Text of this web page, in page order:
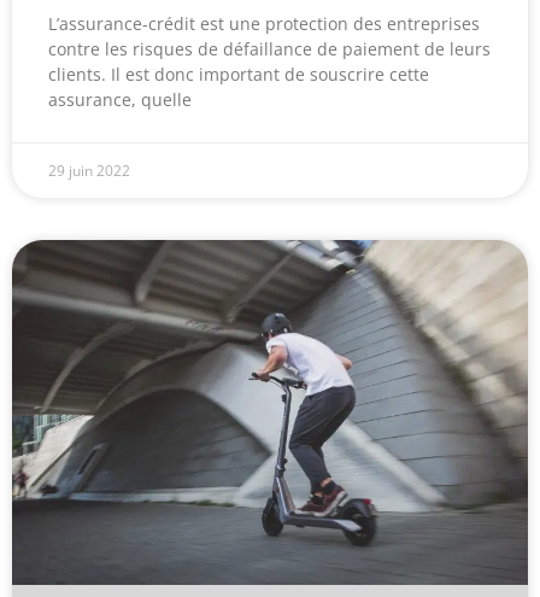
L’assurance-crédit est une protection des entreprises
contre les risques de défaillance de paiement de leurs
clients. Il est donc important de souscrire cette
assurance, quelle
29 juin 2022